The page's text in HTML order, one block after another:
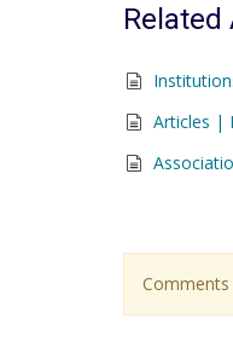
Articles |
Comments